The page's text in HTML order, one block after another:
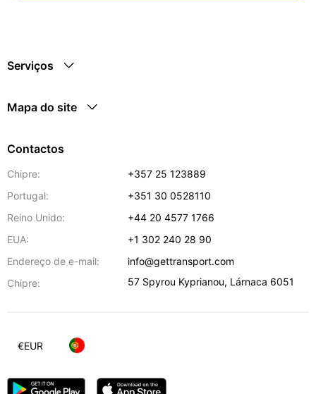
Serviços
Mapa do site
Contactos
Chipre:
+357 25 123889
Portugal:
+351 30 0528110
Reino Unido:
+44 20 4577 1766
EUA:
+1 302 240 28 90
Endereço de e-mail:
info@gettransport.com
Chipre:
57 Spyrou Kyprianou, Lárnaca 6051
€EUR